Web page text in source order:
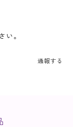
い。
通報する